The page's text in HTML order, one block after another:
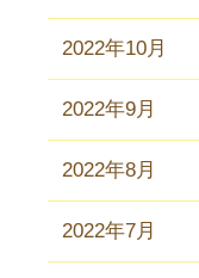
2022年10月
2022年9月
2022年8月
2022年7月